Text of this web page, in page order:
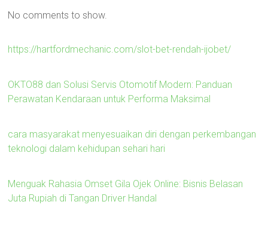
No comments to show.
https://hartfordmechanic.com/slot-bet-rendah-ijobet/
OKTO88 dan Solusi Servis Otomotif Modern: Panduan
Perawatan Kendaraan untuk Performa Maksimal
cara masyarakat menyesuaikan diri dengan perkembangan
teknologi dalam kehidupan sehari hari
Menguak Rahasia Omset Gila Ojek Online: Bisnis Belasan
Juta Rupiah di Tangan Driver Handal